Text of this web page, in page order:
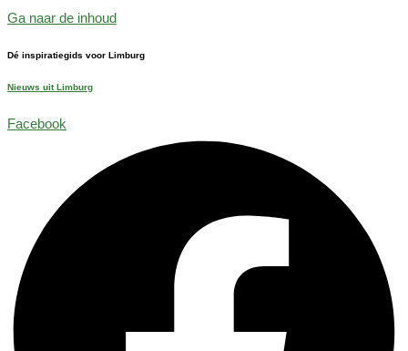
Ga naar de inhoud
Dé inspiratiegids voor Limburg
Nieuws uit Limburg
Facebook